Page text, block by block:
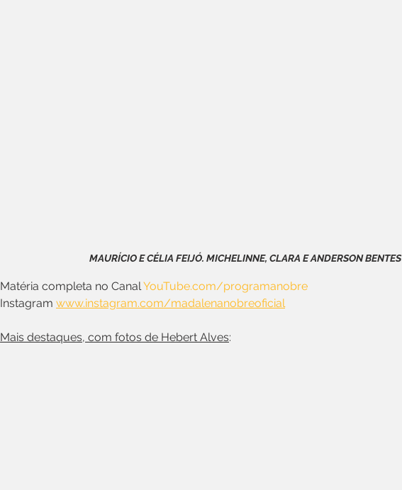
MAURÍCIO E CÉLIA FEIJÓ. MICHELINNE, CLARA E ANDERSON BENTES
Matéria completa no Canal YouTube.com/programanobre
Instagram www.instagram.com/madalenanobreoficial
Mais destaques, com fotos de Hebert Alves: